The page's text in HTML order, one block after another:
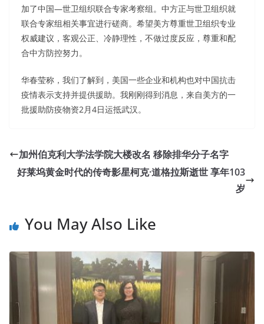
加了中国—世卫组织联合专家考察组。中方正与世卫组织就
联合专家组相关事宜进行磋商。希望美方尊重世卫组织专业
权威建议，客观公正、冷静理性，不做过度反应，尊重和配
合中方防控努力。
华春莹称，我们了解到，美国一些企业和机构也对中国抗击
疫情表示支持并提供援助。我刚刚得到消息，来自美方的一
批援助防疫物资2月4日运抵武汉。
加州伯克利大学法学院大楼改名 移除排华分子名字
好莱坞黄金时代的传奇影星柯克·道格拉斯逝世 享年103
岁
You May Also Like